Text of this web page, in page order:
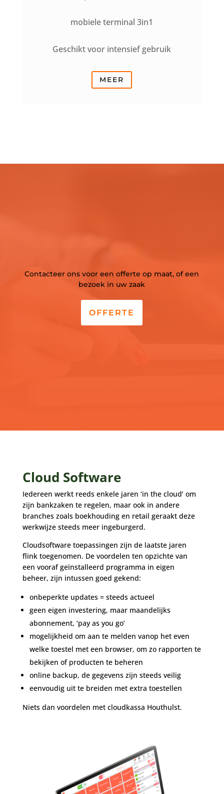
mobiele terminal 3in1
Geschikt voor intensief gebruik
MEER
Contacteer ons voor een offerte op maat, of een
bezoek in uw zaak
OFFERTE
Cloud Software
Iedereen werkt reeds enkele jaren ‘in the cloud’ om
zijn bankzaken te regelen, maar ook in andere
branches zoals boekhouding en retail geraakt deze
werkwijze steeds meer ingeburgerd.
Cloudsoftware toepassingen zijn de laatste jaren
flink toegenomen. De voordelen ten opzichte van
een vooraf geïnstalleerd programma in eigen
beheer, zijn intussen goed gekend:
onbeperkte updates = steeds actueel
geen eigen investering, maar maandelijks
abonnement, ‘pay as you go’
mogelijkheid om aan te melden vanop het even
welke toestel met een browser, om zo rapporten te
bekijken of producten te beheren
online backup, de gegevens zijn steeds veilig
eenvoudig uit te breiden met extra toestellen
Niets dan voordelen met cloudkassa Houthulst.